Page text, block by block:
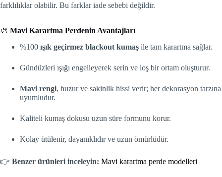
farklılıklar olabilir. Bu farklar iade sebebi değildir.
🎨 Mavi Karartma Perdenin Avantajları
%100 ışık geçirmez blackout kumaş ile tam karartma sağlar.
Gündüzleri ışığı engelleyerek serin ve loş bir ortam oluşturur.
Mavi rengi, huzur ve sakinlik hissi verir; her dekorasyon tarzına
uyumludur.
Kaliteli kumaş dokusu uzun süre formunu korur.
Kolay ütülenir, dayanıklıdır ve uzun ömürlüdür.
👉 Benzer ürünleri inceleyin: Mavi karartma perde modelleri